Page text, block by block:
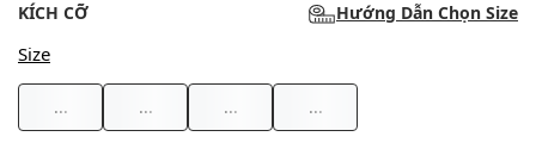
KÍCH CỠ Hướng Dẫn Chọn Size
Size
... ... ... ...